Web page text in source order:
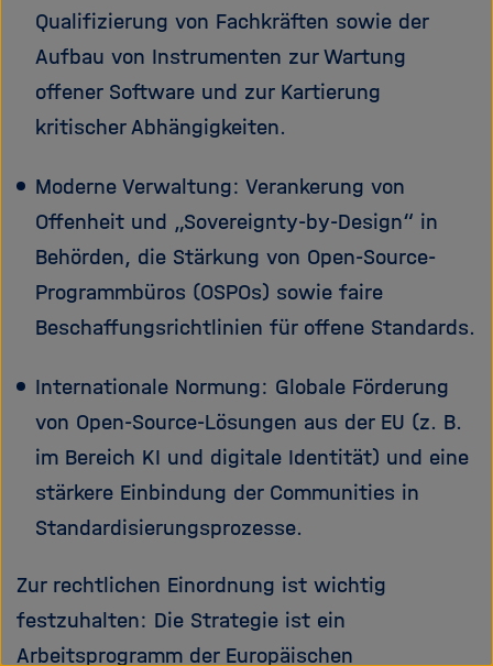
Qualifizierung von Fachkräften sowie der
Aufbau von Instrumenten zur Wartung
offener Software und zur Kartierung
kritischer Abhängigkeiten.
Moderne Verwaltung: Verankerung von
Offenheit und „Sovereignty-by-Design“ in
Behörden, die Stärkung von Open-Source-
Programmbüros (OSPOs) sowie faire
Beschaffungsrichtlinien für offene Standards.
Internationale Normung: Globale Förderung
von Open-Source-Lösungen aus der EU (z. B.
im Bereich KI und digitale Identität) und eine
stärkere Einbindung der Communities in
Standardisierungsprozesse.
Zur rechtlichen Einordnung ist wichtig
festzuhalten: Die Strategie ist ein
Arbeitsprogramm der Europäischen